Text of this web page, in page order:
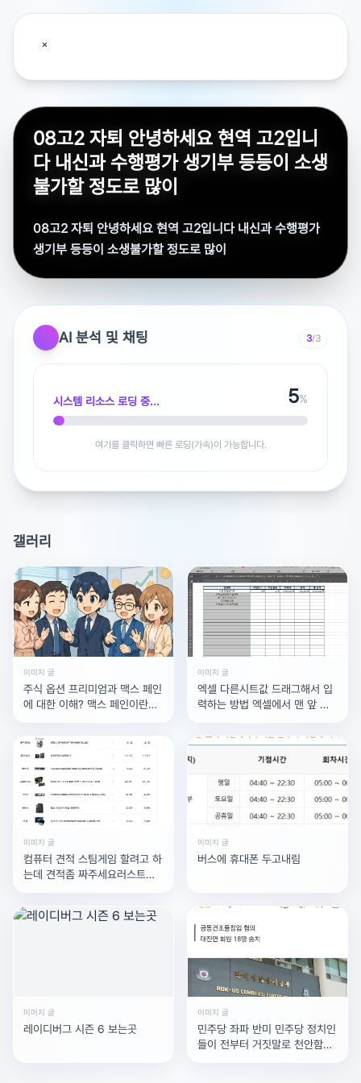
08고2 자퇴 안녕하세요 현역 고2입니
다 내신과 수행평가 생기부 등등이 소생
불가할 정도로 많이
08고2 자퇴 안녕하세요 현역 고2입니다 내신과 수행평가
생기부 등등이 소생불가할 정도로 많이
아깝다고생각되어서 자퇴를 고민중입니다. 대학에 정시로
갈때 만약 내신도 함께 본다면 엄청 큰 마이너스가 될것이
습니다. 원래도 내신 때문에 자퇴를 많이하는 학교라 어렵
지 않을 겁니다. 그래도 혹시 자퇴를 비추하신다면 이유가
있을까요?안녕하세요, 고2 생활이 많이 힘드셨겠어요. 내
지 꼭 고려해보셔야 할 부분이 있습니다.첫째, 자퇴 시 검정
고시 성적으로 대학을 지원해야 하며, 일부 대학이나 학과
는 검정고시 출신에게 내신이 없다는 점에서 불이익을 줄
수 있습니다.둘째, 정시 비중은 학교마다 다르며, 해마다 변
동되기 때문에 정시만으로 지원 가능한 대학의 폭이 좁아질
수도 있습니다.자퇴 전 확인해야 할 사항1)검정고시 일정 및
준비과정을 미리 파악하고, 합격 후 수능 준비까지 이어지
는 로드맵을 짜보세요.2)현재 성적과 수능 목표 대학의 정
시 기준을 비교해 현실 가능성을 점검해보는 것이 좋습니
리기 어려운 선택입니다. 다른 길도 열려있다는 점을 기억
하세요.제 답변이 자퇴 고민에 조금이나마 도움이 되셨기를
바랍니다. 채택 부탁드립니다. 감사합니다!그 밖에 궁금한
점은 잘 정리되어 있는 글이 있으니 참고하시면 되겠습니
다.
AI 분석 및 채팅 3/3
시스템 리소스 로딩 중... 5%
여기를 클릭하면 빠른 로딩(가속)이 가능합니다.
갤러리
이미지 글
주식 옵션 프리미엄과 맥스 페인
에 대한 이해? 맥스 페인이란기
이 최대로 이익을 보는 가격. 옵
션 매수자들의
이미지 글
엑셀 다른시트값 드래그해서 입
력하는 방법 엑셀에서 맨 앞 시
로 이름이 다릅니다. 드래그
이미지 글
컴퓨터 견적 스팀게임 할려고 하
는데 견적좀 짜주세요러스트같
젠이 겜할때 좋다는데라이젠으
로 짜주세요100만원
이미지 글
버스에 휴대폰 두고내림
이미지 글
레이디버그 시즌 6 보는곳
이미지 글
민주당 좌파 반미 민주당 정치인
들이 전부터 거짓말로 천안함이